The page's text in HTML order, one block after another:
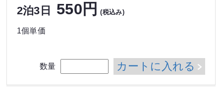
2泊3日 550円 (税込み)
1個単価
数量 カートに入れる